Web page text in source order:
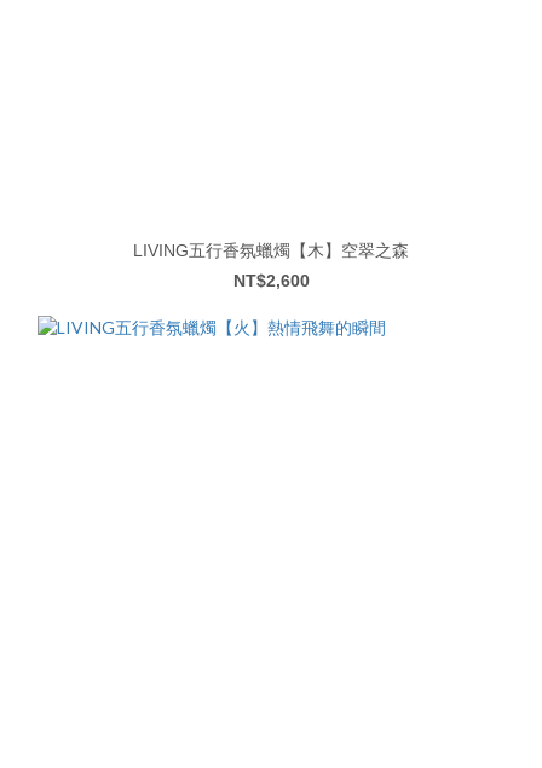
LIVING五行香氛蠟燭【木】空翠之森
NT$2,600